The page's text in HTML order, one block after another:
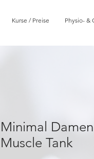
Kurse / Preise Physio- &
Minimal
Muscle Tank